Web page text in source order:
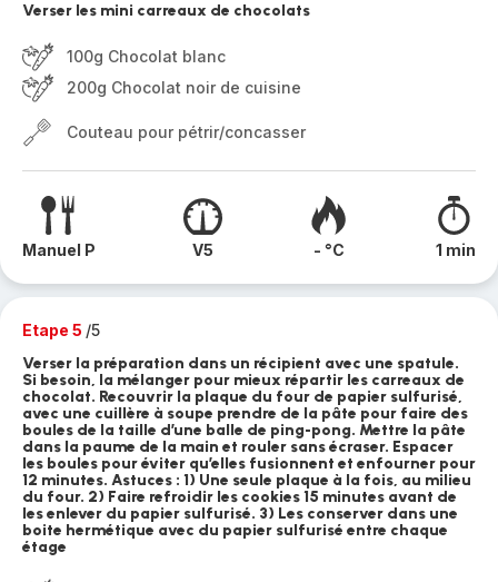
Verser les mini carreaux de chocolats
100g Chocolat blanc
200g Chocolat noir de cuisine
Couteau pour pétrir/concasser
Manuel P V5 - °C 1 min
Etape 5 /5
Verser la préparation dans un récipient avec une spatule.
Si besoin, la mélanger pour mieux répartir les carreaux de
chocolat. Recouvrir la plaque du four de papier sulfurisé,
avec une cuillère à soupe prendre de la pâte pour faire des
boules de la taille d’une balle de ping-pong. Mettre la pâte
dans la paume de la main et rouler sans écraser. Espacer
les boules pour éviter qu’elles fusionnent et enfourner pour
12 minutes. Astuces : 1) Une seule plaque à la fois, au milieu
du four. 2) Faire refroidir les cookies 15 minutes avant de
les enlever du papier sulfurisé. 3) Les conserver dans une
boite hermétique avec du papier sulfurisé entre chaque
étage